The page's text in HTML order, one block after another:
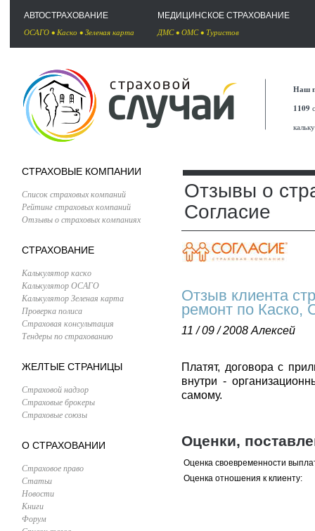
АВТОСТРАХОВАНИЕ
ОСАГО • Каско • Зеленая карта
МЕДИЦИНСКОЕ СТРАХОВАНИЕ
ДМС• ОМС• Туристов
Наш
1109
СТРАХОВЫЕ КОМПАНИИ
Список страховых компаний
Рейтинг страховых компаний
Отзывы о страховых компаниях
СТРАХОВАНИЕ
Калькулятор каско
Калькулятор ОСАГО
Калькулятор Зеленая карта
Проверка полиса
Страховая консультация
Тендеры по страхованию
ЖЕЛТЫЕ СТРАНИЦЫ
Страховой надзор
Страховые брокеры
Страховые союзы
О СТРАХОВАНИИ
Страховое право
Статьи
Новости
Книги
Форум
Отзывы о
Согласие
Отзыв клиента
ремонт по Каско,
11 / 09 / 2008 Алексей
Платят, договора с
внутри -
самому.
Оценки,
Оценка своевременности
Оценка отношения к клиенту: